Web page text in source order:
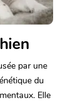
par une
du
Elle